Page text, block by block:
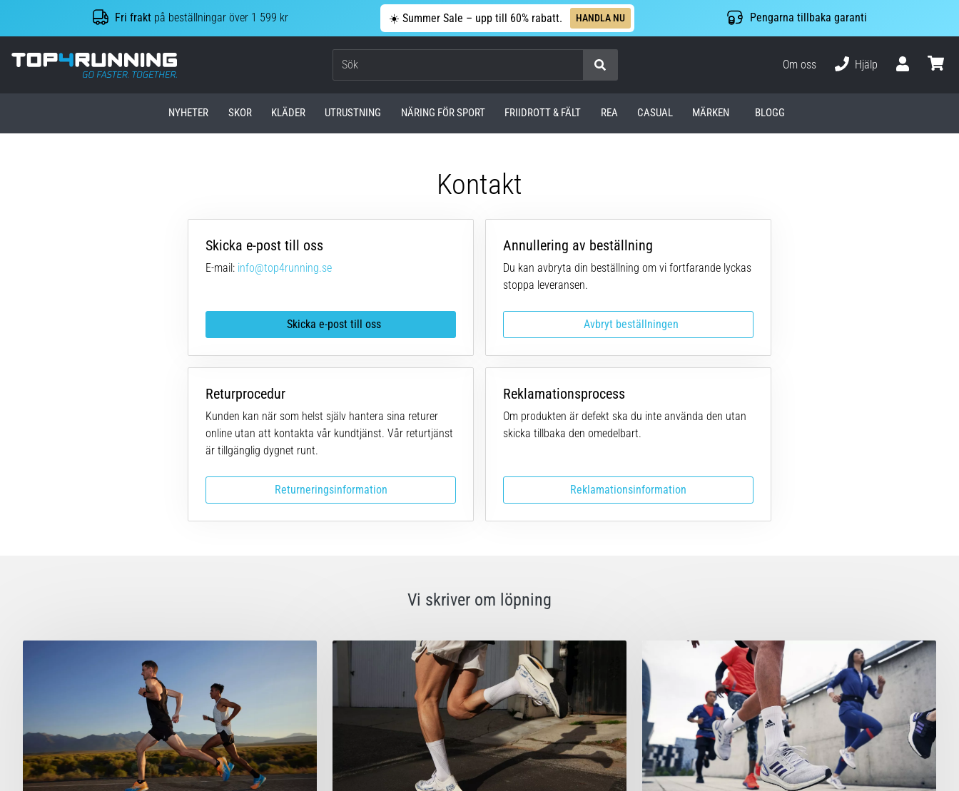
Fri frakt på beställningar över 1 599 kr ☀️ Summer Sale – upp till 60% rabatt. HANDLA NU Pengarna tillbaka garanti
Top4Running.se
Om oss
Hjälp
NYHETER SKOR KLÄDER UTRUSTNING NÄRING FÖR SPORT FRIIDROTT & FÄLT REA CASUAL MÄRKEN BLOGG
Kontakt
Skicka e-post till oss
E-mail: info@top4running.se
Skicka e-post till oss
Annullering av beställning
Du kan avbryta din beställning om vi fortfarande lyckas
stoppa leveransen.
Avbryt beställningen
Returprocedur
Kunden kan när som helst själv hantera sina returer
online utan att kontakta vår kundtjänst. Vår returtjänst
är tillgänglig dygnet runt.
Returneringsinformation
Reklamationsprocess
Om produkten är defekt ska du inte använda den utan
skicka tillbaka den omedelbart.
Reklamationsinformation
Vi skriver om löpning